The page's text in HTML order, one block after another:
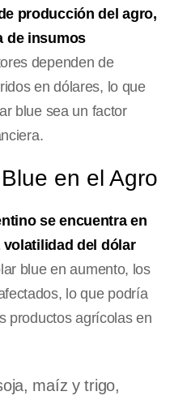
producción del agro,
de insumos
dependen de
en dólares, lo que
blue sea un factor
en el Agro
se encuentra en
volatilidad del dólar
blue en aumento, los
lo que podría
productos agrícolas en
maíz y trigo,